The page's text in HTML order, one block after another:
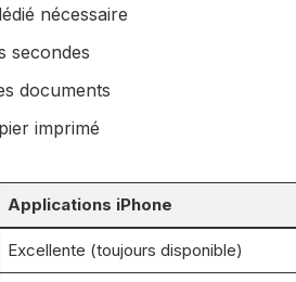
nécessaire
secondes
documents
imprimé
Applications iPhone
Excellente (toujours disponible)